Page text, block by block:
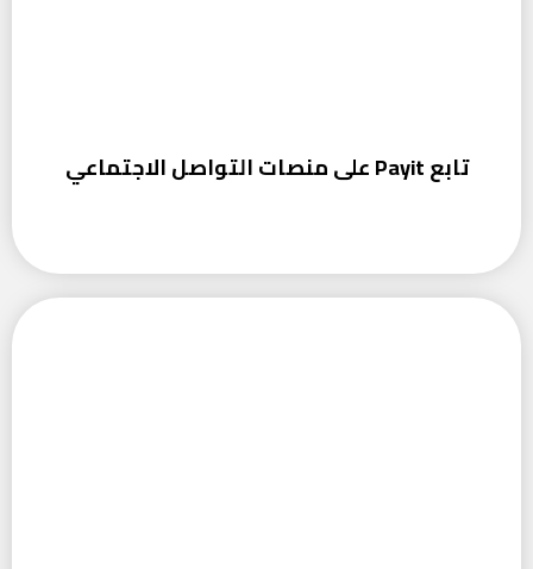
تابع Payit على منصات التواصل الاجتماعي